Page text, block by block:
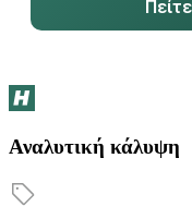
Αναλυτική κάλυψη